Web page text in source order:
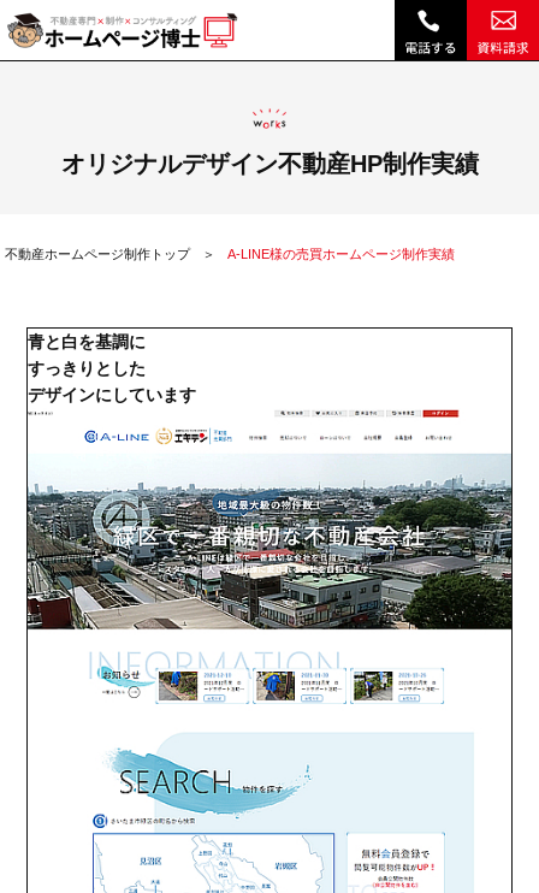
オリジナルデザイン不動産HP制作実績
不動産ホームページ制作トップ A-LINE様の売買ホームページ制作実績
青と白を基調に
すっきりとした
デザインにしています